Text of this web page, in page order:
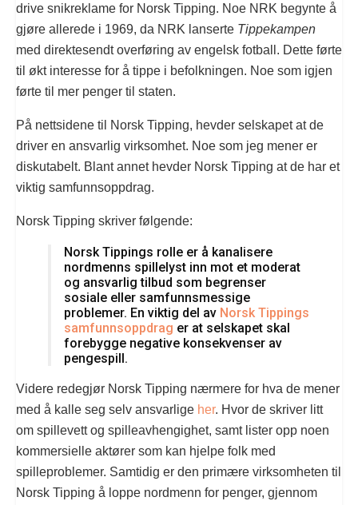
drive snikreklame for Norsk Tipping. Noe NRK begynte å
gjøre allerede i 1969, da NRK lanserte Tippekampen
med direktesendt overføring av engelsk fotball. Dette førte
til økt interesse for å tippe i befolkningen. Noe som igjen
førte til mer penger til staten.
På nettsidene til Norsk Tipping, hevder selskapet at de
driver en ansvarlig virksomhet. Noe som jeg mener er
diskutabelt. Blant annet hevder Norsk Tipping at de har et
viktig samfunnsoppdrag.
Norsk Tipping skriver følgende:
Norsk Tippings rolle er å kanalisere
nordmenns spillelyst inn mot et moderat
og ansvarlig tilbud som begrenser
sosiale eller samfunnsmessige
problemer. En viktig del av Norsk Tippings
samfunnsoppdrag er at selskapet skal
forebygge negative konsekvenser av
pengespill.
Videre redegjør Norsk Tipping nærmere for hva de mener
med å kalle seg selv ansvarlige her. Hvor de skriver litt
om spillevett og spilleavhengighet, samt lister opp noen
kommersielle aktører som kan hjelpe folk med
spilleproblemer. Samtidig er den primære virksomheten til
Norsk Tipping å loppe nordmenn for penger, gjennom